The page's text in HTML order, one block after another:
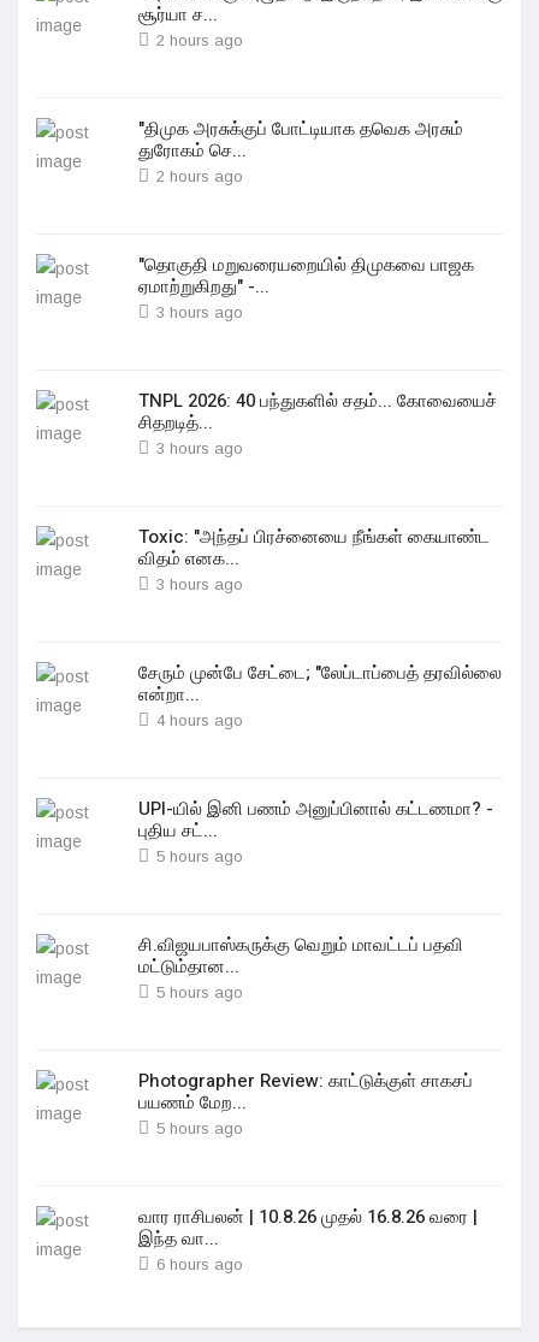
சூர்யா ச...
2 hours ago
"திமுக அரசுக்குப் போட்டியாக தவெக அரசும்
துரோகம் செ...
2 hours ago
"தொகுதி மறுவரையறையில் திமுகவை பாஜக
ஏமாற்றுகிறது" -...
3 hours ago
TNPL 2026: 40 பந்துகளில் சதம்... கோவையைச்
சிதறடித்...
3 hours ago
Toxic: "அந்தப் பிரச்னையை நீங்கள் கையாண்ட
விதம் எனக...
3 hours ago
சேரும் முன்பே சேட்டை; "லேப்டாப்பைத் தரவில்லை
என்றா...
4 hours ago
UPI-யில் இனி பணம் அனுப்பினால் கட்டணமா? -
புதிய சட்...
5 hours ago
சி.விஜயபாஸ்கருக்கு வெறும் மாவட்டப் பதவி
மட்டும்தான...
5 hours ago
Photographer Review: காட்டுக்குள் சாகசப்
பயணம் மேற...
5 hours ago
வார ராசிபலன் | 10.8.26 முதல் 16.8.26 வரை |
இந்த வா...
6 hours ago